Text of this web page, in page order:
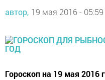
автор, 19 мая 2016 - 05:59
Гороскоп на 19 мая 2016